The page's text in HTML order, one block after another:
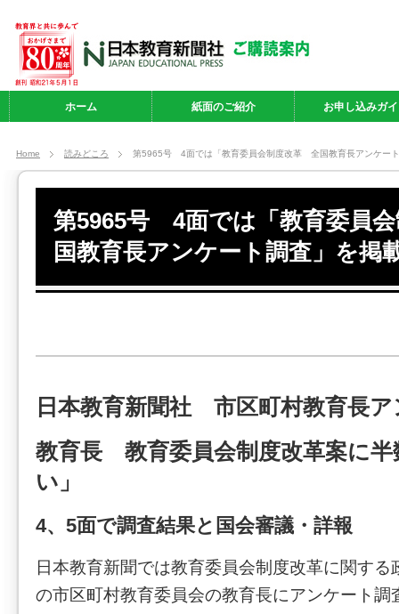
ホーム 紙面のご紹介 お申し込みガ
Home 読みどころ 第5965号 4面では「教育委員会制度改革 全国教育長アンケー
第5965号 4面では「教育委員
国教育長アンケート調査」を掲
日本教育新聞社 市区町村教育長ア
教育長 教育委員会制度改革案に半
い」
4、5面で調査結果と国会審議・詳報
日本教育新聞では教育委員会制度改革に関する
の市区町村教育委員会の教育長にアンケート調